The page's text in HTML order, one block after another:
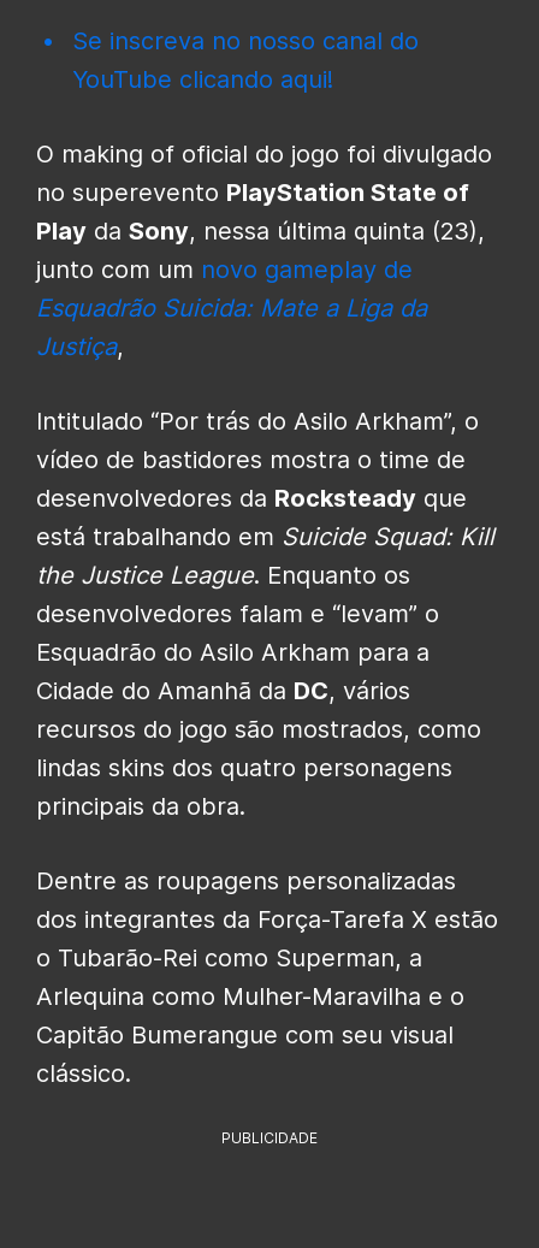
Se inscreva no nosso canal do
YouTube clicando aqui!
O making of oficial do jogo foi divulgado
no superevento PlayStation State of
Play da Sony, nessa última quinta (23),
junto com um novo gameplay de
Esquadrão Suicida: Mate a Liga da
Justiça,
Intitulado “Por trás do Asilo Arkham”, o
vídeo de bastidores mostra o time de
desenvolvedores da Rocksteady que
está trabalhando em Suicide Squad: Kill
the Justice League. Enquanto os
desenvolvedores falam e “levam” o
Esquadrão do Asilo Arkham para a
Cidade do Amanhã da DC, vários
recursos do jogo são mostrados, como
lindas skins dos quatro personagens
principais da obra.
Dentre as roupagens personalizadas
dos integrantes da Força-Tarefa X estão
o Tubarão-Rei como Superman, a
Arlequina como Mulher-Maravilha e o
Capitão Bumerangue com seu visual
clássico.
PUBLICIDADE